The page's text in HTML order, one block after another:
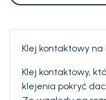
Klej kontaktowy
Klej kontaktowy,
klejenia pokryć